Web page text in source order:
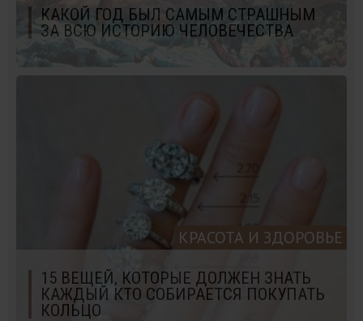
КАКОЙ ГОД БЫЛ САМЫМ СТРАШНЫМ
ЗА ВСЮ ИСТОРИЮ ЧЕЛОВЕЧЕСТВА
КРАСОТА И ЗДОРОВЬЕ
15 ВЕЩЕЙ, КОТОРЫЕ ДОЛЖЕН ЗНАТЬ
КАЖДЫЙ КТО СОБИРАЕТСЯ ПОКУПАТЬ
КОЛЬЦО